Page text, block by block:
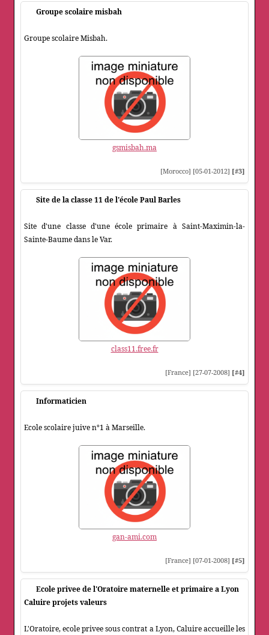
Groupe scolaire misbah
Groupe scolaire Misbah.
gsmisbah.ma
[Morocco] [05-01-2012] [#3]
Site de la classe 11 de l'école Paul Barles
Site d'une classe d'une école primaire à Saint-Maximin-la-
Sainte-Baume dans le Var.
class11.free.fr
[France] [27-07-2008] [#4]
Informaticien
Ecole scolaire juive n°1 à Marseille.
gan-ami.com
[France] [07-01-2008] [#5]
Ecole privee de l'Oratoire maternelle et primaire a Lyon
Caluire projets valeurs
L'Oratoire, ecole privee sous contrat a Lyon, Caluire accueille les